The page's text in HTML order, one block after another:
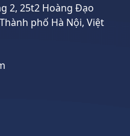
2, 25t2 Hoàng Đạo
phố Hà Nội, Việt